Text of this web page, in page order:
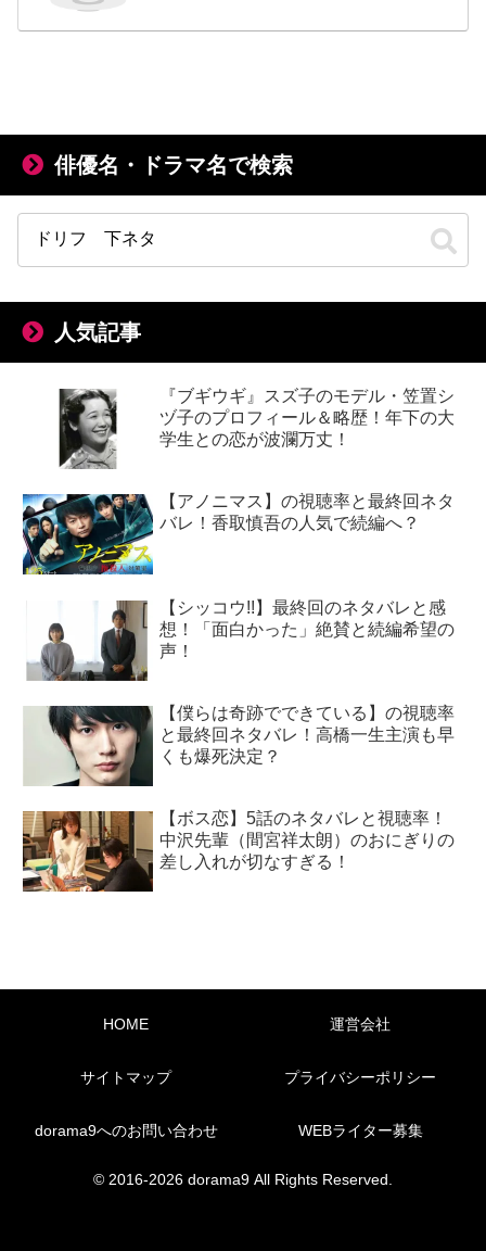
俳優名・ドラマ名で検索
人気記事
『ブギウギ』スズ子のモデル・笠置シ
ヅ子のプロフィール＆略歴！年下の大
学生との恋が波瀾万丈！
【アノニマス】の視聴率と最終回ネタ
バレ！香取慎吾の人気で続編へ？
【シッコウ!!】最終回のネタバレと感
想！「面白かった」絶賛と続編希望の
声！
【僕らは奇跡でできている】の視聴率
と最終回ネタバレ！高橋一生主演も早
くも爆死決定？
【ボス恋】5話のネタバレと視聴率！
中沢先輩（間宮祥太朗）のおにぎりの
差し入れが切なすぎる！
HOME 運営会社
サイトマップ プライバシーポリシー
dorama9へのお問い合わせ WEBライター募集
© 2016-2026 dorama9 All Rights Reserved.